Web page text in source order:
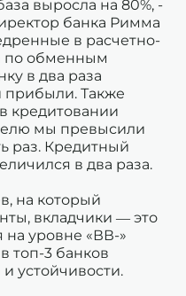
выросла на 80%, -
банка Римма
в расчетно-
по обменным
в два раза
прибыли. Также
кредитовании
мы превысили
раз. Кредитный
в два раза.
на который
вкладчики — это
уровне «ВВ-»
топ-3 банков
устойчивости.